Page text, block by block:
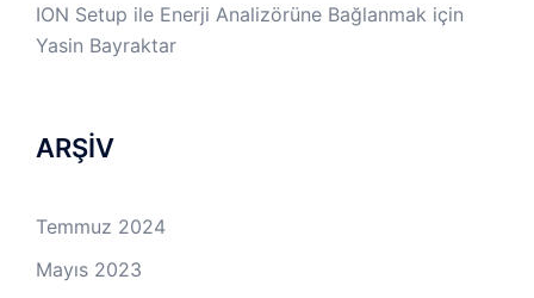
ION Setup ile Enerji Analizörüne Bağlanmak için
Yasin Bayraktar
ARŞİV
Temmuz 2024
Mayıs 2023